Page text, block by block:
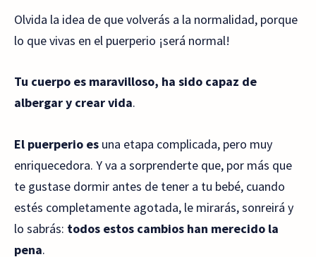
Olvida la idea de que volverás a la normalidad, porque
lo que vivas en el puerperio ¡será normal!
Tu cuerpo es maravilloso, ha sido capaz de
albergar y crear vida.
El puerperio es una etapa complicada, pero muy
enriquecedora. Y va a sorprenderte que, por más que
te gustase dormir antes de tener a tu bebé, cuando
estés completamente agotada, le mirarás, sonreirá y
lo sabrás: todos estos cambios han merecido la
pena.